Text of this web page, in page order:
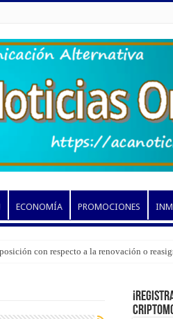
ECONOMÍA PROMOCIONES
con respecto a la renovación o